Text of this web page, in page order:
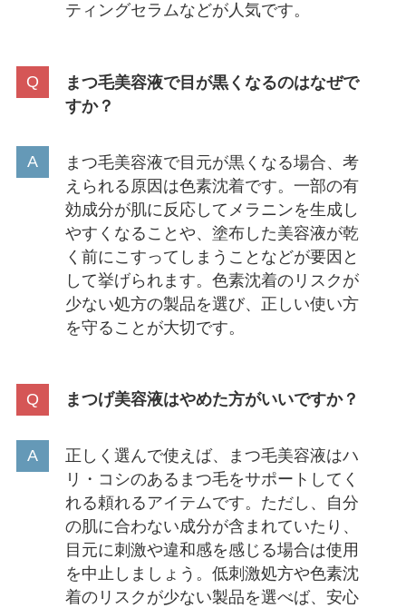
ティングセラムなどが人気です。
まつ毛美容液で目が黒くなるのはなぜで
すか？
まつ毛美容液で目元が黒くなる場合、考
えられる原因は色素沈着です。一部の有
効成分が肌に反応してメラニンを生成し
やすくなることや、塗布した美容液が乾
く前にこすってしまうことなどが要因と
して挙げられます。色素沈着のリスクが
少ない処方の製品を選び、正しい使い方
を守ることが大切です。
まつげ美容液はやめた方がいいですか？
正しく選んで使えば、まつ毛美容液はハ
リ・コシのあるまつ毛をサポートしてく
れる頼れるアイテムです。ただし、自分
の肌に合わない成分が含まれていたり、
目元に刺激や違和感を感じる場合は使用
を中止しましょう。低刺激処方や色素沈
着のリスクが少ない製品を選べば、安心